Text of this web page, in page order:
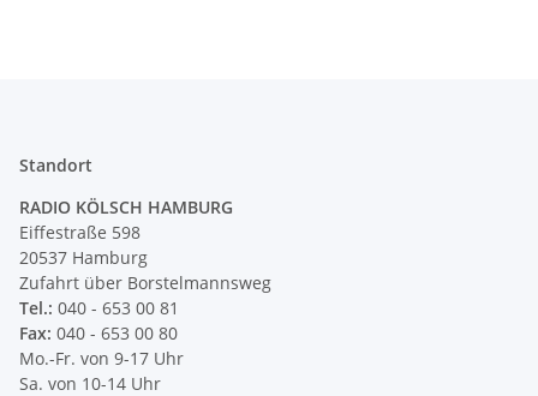
Standort
RADIO KÖLSCH HAMBURG
Eiffestraße 598
20537 Hamburg
Zufahrt über Borstelmannsweg
Tel.: 040 - 653 00 81
Fax: 040 - 653 00 80
Mo.-Fr. von 9-17 Uhr
Sa. von 10-14 Uhr